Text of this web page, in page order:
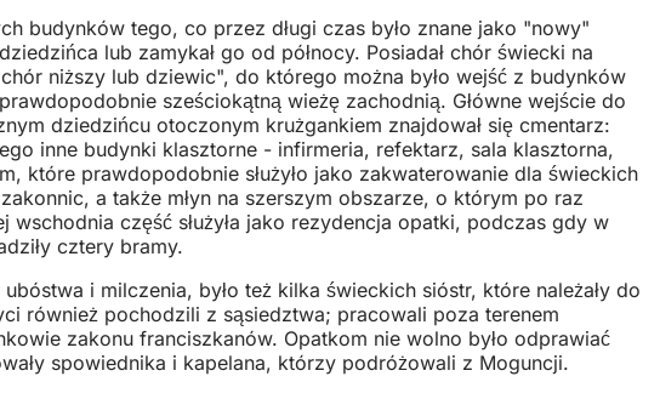
budynków tego, co przez długi czas było znane jako "nowy"
lub zamykał go od północy. Posiadał chór świecki na
niższy lub dziewic", do którego można było wejść z budynków
sześciokątną wieżę zachodnią. Główne wejście do
dziedzińcu otoczonym krużgankiem znajdował się cmentarz:
inne budynki klasztorne - infirmeria, refektarz, sala klasztorna,
które prawdopodobnie służyło jako zakwaterowanie dla świeckich
a także młyn na szerszym obszarze, o którym po raz
część służyła jako rezydencja opatki, podczas gdy w
cztery bramy.
i milczenia, było też kilka świeckich sióstr, które należały do
również pochodzili z sąsiedztwa; pracowali poza terenem
zakonu franciszkanów. Opatkom nie wolno było odprawiać
spowiednika i kapelana, którzy podróżowali z Moguncji.